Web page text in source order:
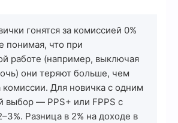
гонятся за комиссией 0%
понимая, что при
работе (например, выключая
они теряют больше, чем
комиссии. Для новичка с одним
выбор — PPS+ или FPPS с
Разница в 2% на доходе в